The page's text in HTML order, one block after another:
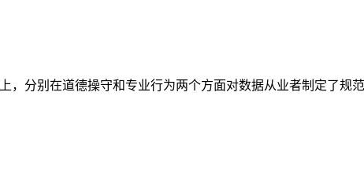
，分别在道德操守和专业行为两个方面对数据从业者制定了规